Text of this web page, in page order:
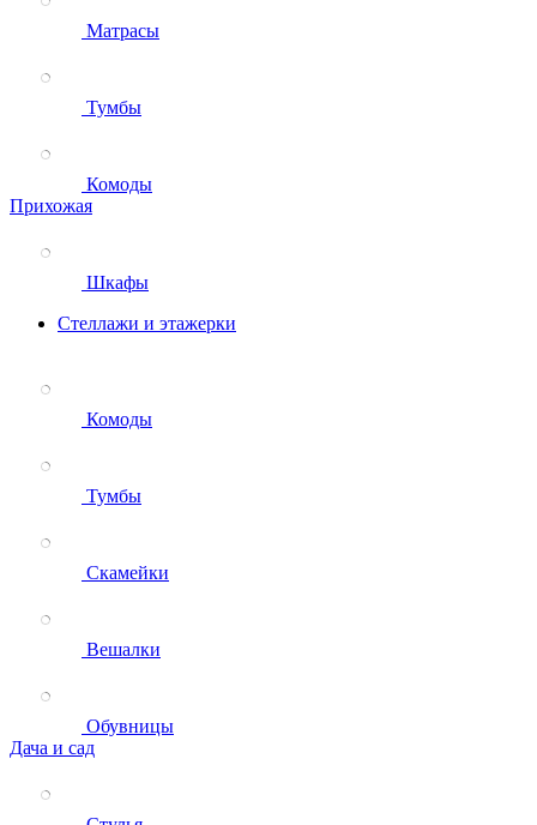
Матрасы
Тумбы
Комоды
Прихожая
Шкафы
Стеллажи и этажерки
Комоды
Тумбы
Скамейки
Вешалки
Обувницы
Дача и сад